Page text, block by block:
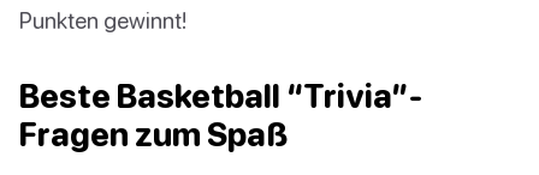
Punkten gewinnt!
Beste Basketball “Trivia”-
Fragen zum Spaß